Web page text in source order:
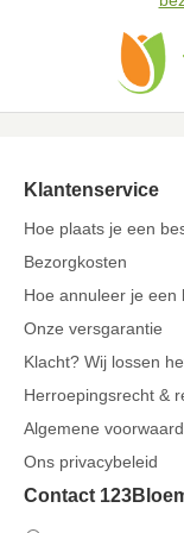
Klantenservice
Hoe plaats je een
Bezorgkosten
Hoe annuleer je een
Onze versgarantie
Klacht? Wij lossen
Herroepingsrecht &
Algemene
Ons privacybeleid
Contact